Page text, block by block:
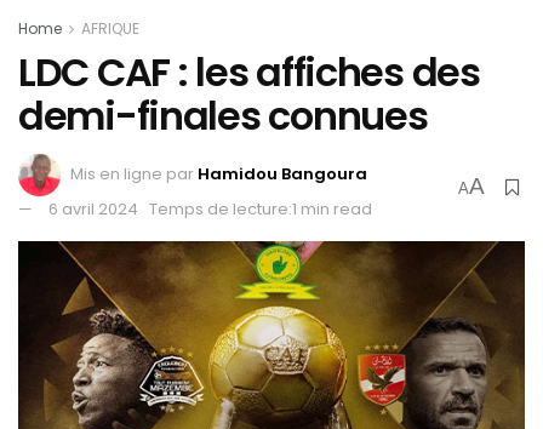
Home AFRIQUE
LDC CAF : les affiches des
demi-finales connues
Mis en ligne par Hamidou Bangoura
6 avril 2024 Temps de lecture:1 min read
AA